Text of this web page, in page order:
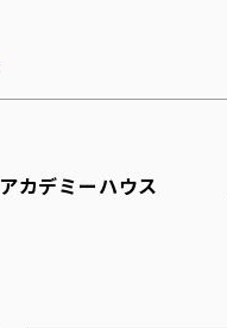
アカデミーハウス